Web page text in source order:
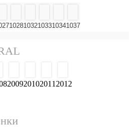
10281032103310341037
200920102011 2012